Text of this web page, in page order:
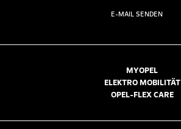
E-MAIL SENDEN
MYOPEL
ELEKTRO MOBILITÄT
OPEL-FLEX CARE